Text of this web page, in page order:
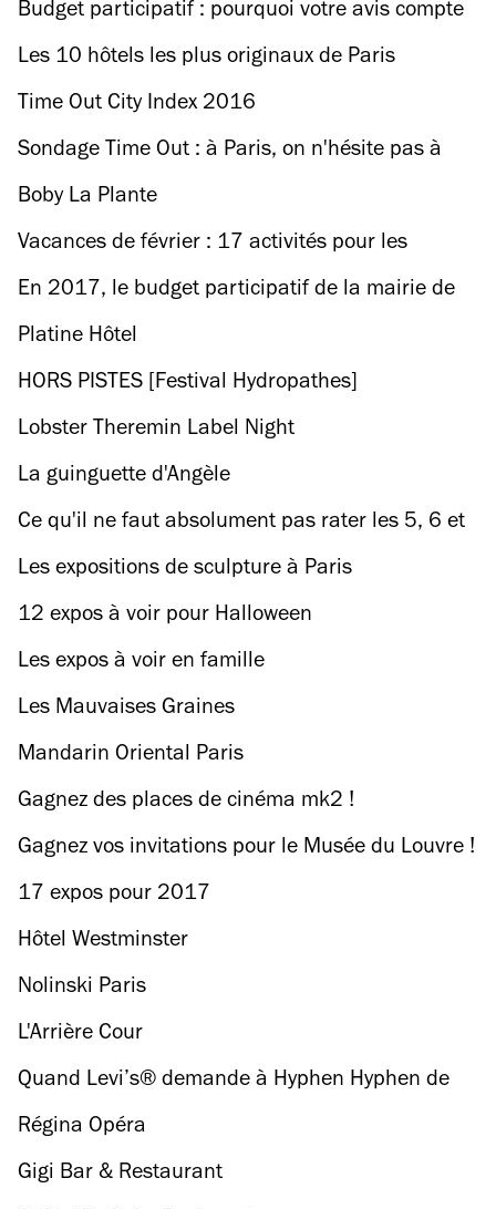
Budget participatif : pourquoi votre avis compte
(vraiment)
Les 10 hôtels les plus originaux de Paris
Time Out City Index 2016
Sondage Time Out : à Paris, on n'hésite pas à
coucher le premier soir
Boby La Plante
Vacances de février : 17 activités pour les
occuper
En 2017, le budget participatif de la mairie de
Paris fait encore appel à vous
Platine Hôtel
HORS PISTES [Festival Hydropathes]
Lobster Theremin Label Night
La guinguette d'Angèle
Ce qu'il ne faut absolument pas rater les 5, 6 et
7 mars au festival Omnivore
Les expositions de sculpture à Paris
12 expos à voir pour Halloween
Les expos à voir en famille
Les Mauvaises Graines
Mandarin Oriental Paris
Gagnez des places de cinéma mk2 !
Gagnez vos invitations pour le Musée du Louvre !
17 expos pour 2017
Hôtel Westminster
Nolinski Paris
L'Arrière Cour
Quand Levi’s® demande à Hyphen Hyphen de
réaliser le rêve de 12 futurs musiciens
Régina Opéra
Gigi Bar & Restaurant